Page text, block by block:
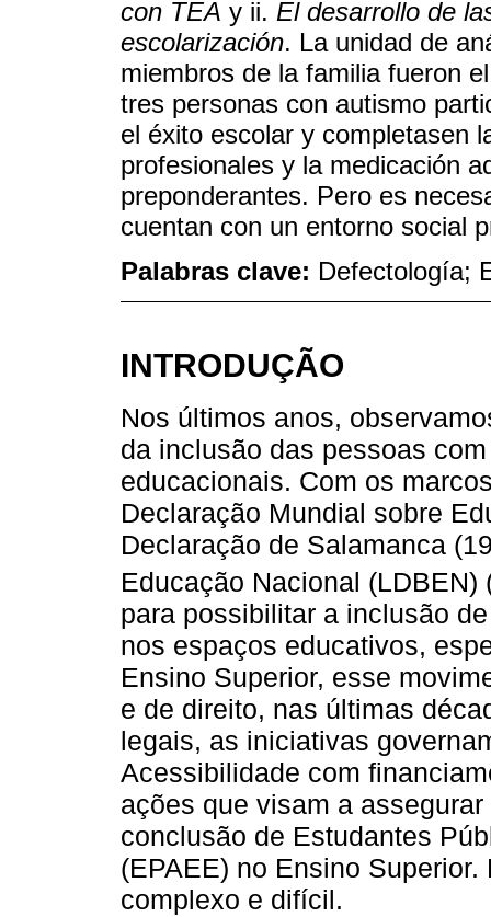
con TEA y ii. El desarrollo de
escolarización. La unidad de
miembros de la familia fueron
tres personas con autismo
el éxito escolar y completasen
profesionales y la medicación
preponderantes. Pero es
cuentan con un entorno social
Palabras clave: Defectología;
INTRODUÇÃO
Nos últimos anos,
da inclusão das pessoas
educacionais. Com os
Declaração Mundial sobre
Declaração de Salamanca
Educação Nacional (LDBEN)
para possibilitar a inclusão
nos espaços educativos,
Ensino Superior, esse
e de direito, nas últimas
legais, as iniciativas
Acessibilidade com
ações que visam a
conclusão de Estudantes
(EPAEE) no Ensino
complexo e difícil.